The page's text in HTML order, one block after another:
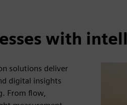
with
solutions deliver
digital insights
From flow,